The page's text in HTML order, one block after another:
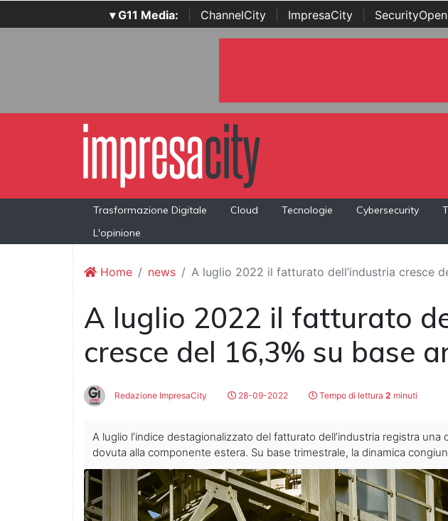
▾ G11 Media: ChannelCity ImpresaCity
Trasformazione Digitale Cloud Tecnologie Cybersecurity
L'opinione
Home news A luglio 2022 il fatturato dell’industria cresce
A luglio 2022 il fatturato
cresce del 16,3% su base
Redazione ImpresaCity 28-09-2022 Tempo di lettura 2 minuti
A luglio l’indice destagionalizzato del fatturato dell’industria registra
dovuta alla componente estera. Su base trimestrale, la dinamica